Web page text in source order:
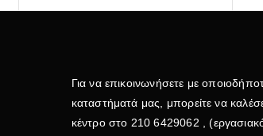
Για να επικοινωνήσετε με
καταστήματά μας, μπορείτε να
κέντρο στο 210 6429062 ,